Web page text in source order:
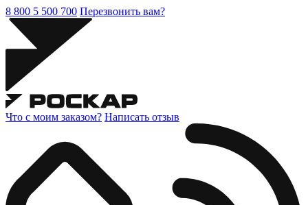
8 800 5 500 700 Перезвонить вам?
Что с моим заказом? Написать отзыв